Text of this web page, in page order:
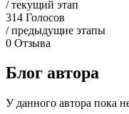
/ текущий этап
314 Голосов
/ предыдущие этапы
0 Отзыва
Блог автора
У данного автора пока